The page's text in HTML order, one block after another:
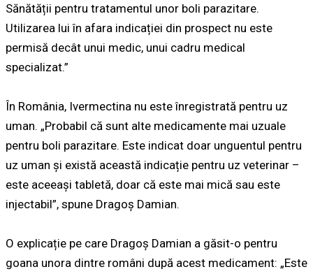
Sănătății pentru tratamentul unor boli parazitare.
Utilizarea lui în afara indicației din prospect nu este
permisă decât unui medic, unui cadru medical
specializat.”
În România, Ivermectina nu este înregistrată pentru uz
uman. „Probabil că sunt alte medicamente mai uzuale
pentru boli parazitare. Este indicat doar unguentul pentru
uz uman și există această indicație pentru uz veterinar –
este aceeași tabletă, doar că este mai mică sau este
injectabil”, spune Dragoș Damian.
O explicație pe care Dragoș Damian a găsit-o pentru
goana unora dintre români după acest medicament: „Este